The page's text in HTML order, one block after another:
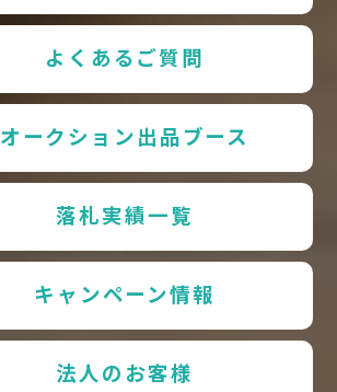
よくあるご質問
オークション出品ブース
落札実績一覧
キャンペーン情報
法人のお客様